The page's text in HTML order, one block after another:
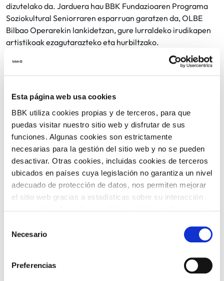
Esta página web usa cookies
BBK utiliza cookies propias y de terceros, para que
puedas visitar nuestro sitio web y disfrutar de sus
funciones. Algunas cookies son estrictamente
necesarias para la gestión del sitio web y no se pueden
desactivar. Otras cookies, incluidas cookies de terceros
ubicados en países cuya legislación no garantiza un nivel
adecuado de protección de datos, nos permiten mejorar
el sitio web gracias a estadísticas sobre su interacción
el uso que haga del sitio web con nuestros partners de
información que les haya proporcionado o que hayan
recopilado a partir del uso que haya hecho de sus
Necesario
Preferencias
dizutelako da. Jarduera hau BBK Fundazioaren Programa
Soziokultural Seniorraren esparruan garatzen da, OLBE
Bilbao Operarekin lankidetzan, gure lurraldeko irudikapen
artistikoak ezagutarazteko eta hurbiltzako.
Sarrera librea jarlekuak bete arte.
Sarrerak:
ITZULI
PARTEKATU IRAGANEKO GERTAERA